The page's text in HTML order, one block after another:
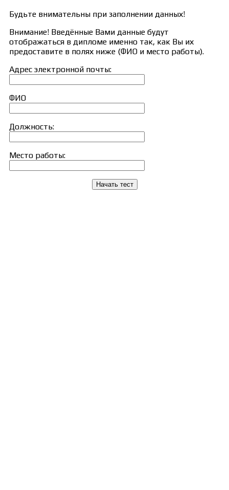
Будьте внимательны при заполнении данных!
Внимание! Введённые Вами данные будут
отображаться в дипломе именно так, как Вы их
предоставите в полях ниже (ФИО и место работы).
Адрес электронной почты:
ФИО
Должность:
Место работы:
Начать тест